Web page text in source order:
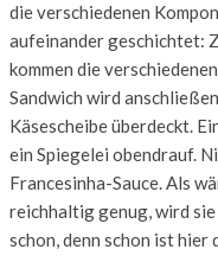
die verschiedenen
aufeinander geschichtet:
kommen die
Sandwich wird
Käsescheibe überdeckt.
ein Spiegelei obendrauf.
Francesinha-Sauce. Als
reichhaltig genug, wird
schon, denn schon ist hier